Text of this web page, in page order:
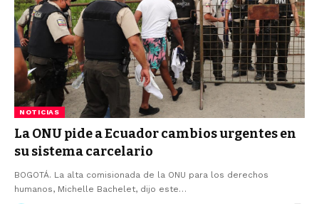
NOTICIAS
La ONU pide a Ecuador cambios urgentes en
su sistema carcelario
BOGOTÁ. La alta comisionada de la ONU para los derechos
humanos, Michelle Bachelet, dijo este…